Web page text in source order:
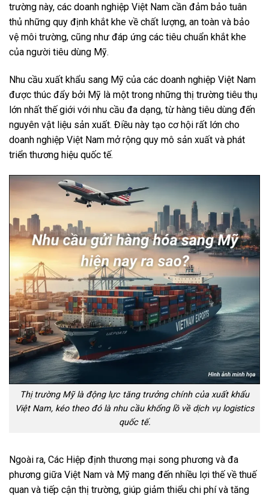
trường này, các doanh nghiệp Việt Nam cần đảm bảo tuân
thủ những quy định khắt khe về chất lượng, an toàn và bảo
vệ môi trường, cũng như đáp ứng các tiêu chuẩn khắt khe
của người tiêu dùng Mỹ.
Nhu cầu xuất khẩu sang Mỹ của các doanh nghiệp Việt Nam
được thúc đẩy bởi Mỹ là một trong những thị trường tiêu thụ
lớn nhất thế giới với nhu cầu đa dạng, từ hàng tiêu dùng đến
nguyên vật liệu sản xuất. Điều này tạo cơ hội rất lớn cho
doanh nghiệp Việt Nam mở rộng quy mô sản xuất và phát
triển thương hiệu quốc tế.
Thị trường Mỹ là động lực tăng trưởng chính của xuất khẩu
Việt Nam, kéo theo đó là nhu cầu khổng lồ về dịch vụ logistics
quốc tế.
Ngoài ra, Các Hiệp định thương mại song phương và đa
phương giữa Việt Nam và Mỹ mang đến nhiều lợi thế về thuế
quan và tiếp cận thị trường, giúp giảm thiểu chi phí và tăng